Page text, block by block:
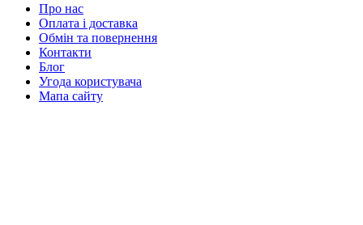
Про нас
Оплата і доставка
Обмін та повернення
Контакти
Блог
Угода користувача
Мапа сайту